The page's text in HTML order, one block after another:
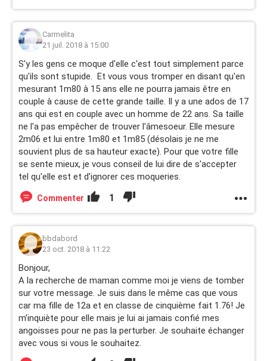
Carmelita
21 juil. 2018 à 15:00
S'y les gens ce moque d'elle c'est tout simplement parce
qu'ils sont stupide. Et vous vous tromper en disant qu'en
mesurant 1m80 à 15 ans elle ne pourra jamais être en
couple à cause de cette grande taille. Il y a une ados de 17
ans qui est en couple avec un homme de 22 ans. Sa taille
ne l'a pas empêcher de trouver l'âmesoeur. Elle mesure
2m06 et lui entre 1m80 et 1m85 (désolais je ne me
souvient plus de sa hauteur exacte). Pour que votre fille
se sente mieux, je vous conseil de lui dire de s'accepter
tel qu'elle est et d'ignorer ces moqueries.
Commenter 1
bbdabord
23 oct. 2018 à 11:22
Bonjour,
A la recherche de maman comme moi je viens de tomber
sur votre message. Je suis dans le même cas que vous
car ma fille de 12a et en classe de cinquième fait 1.76! Je
m’inquiète pour elle mais je lui ai jamais confié mes
angoisses pour ne pas la perturber. Je souhaite échanger
avec vous si vous le souhaitez.